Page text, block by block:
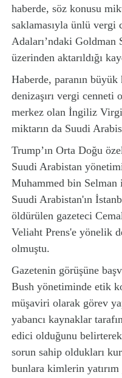
haberde, söz konusu
saklamasıyla ünlü
Adaları’ndaki Goldman
üzerinden aktarıldığı
Haberde, paranın büyük
denizaşırı vergi
merkez olan İngiliz
miktarın da Suudi
Trump’ın Orta Doğu
Suudi Arabistan
Muhammed bin
Suudi Arabistan'ın
öldürülen gazeteci
Veliaht Prens'e yönelik
olmuştu.
Gazetenin görüşüne
Bush yönetiminde etik
müşaviri olarak görev
yabancı kaynaklar
edici olduğunu
sorun sahip oldukları
bunlara kimlerin yatırım